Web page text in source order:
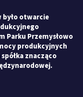
było otwarcie
Parku Przemysłowo
produkcyjnych
znacząco